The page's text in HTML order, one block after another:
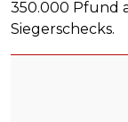
350.000 Pfund
Siegerschecks.